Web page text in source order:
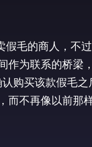
毛的商人，不
为联系的桥梁
购买该款假毛
不再像以前那